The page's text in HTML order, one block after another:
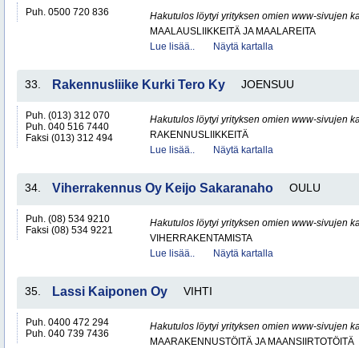
Puh. 0500 720 836
Hakutulos löytyi yrityksen omien www-sivujen
MAALAUSLIIKKEITÄ JA MAALAREITA
Lue lisää..
Näytä kartalla
33. Rakennusliike Kurki Tero Ky JOENSUU
Puh. (013) 312 070
Puh. 040 516 7440
Faksi (013) 312 494
Hakutulos löytyi yrityksen omien www-sivujen
RAKENNUSLIIKKEITÄ
Lue lisää..
Näytä kartalla
34. Viherrakennus Oy Keijo Sakaranaho OULU
Puh. (08) 534 9210
Faksi (08) 534 9221
Hakutulos löytyi yrityksen omien www-sivujen
VIHERRAKENTAMISTA
Lue lisää..
Näytä kartalla
35. Lassi Kaiponen Oy VIHTI
Puh. 0400 472 294
Puh. 040 739 7436
Hakutulos löytyi yrityksen omien www-sivujen
MAARAKENNUSTÖITÄ JA MAANSIIRTOTÖITÄ